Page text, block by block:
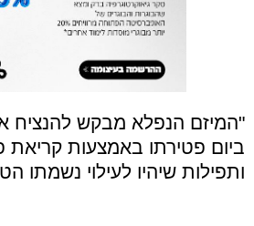
"המיזם הנפלא מבקש להנציח
ביום פטירתו באמצעות קריאת
ותפילות שיהיו לעילוי נשמתו